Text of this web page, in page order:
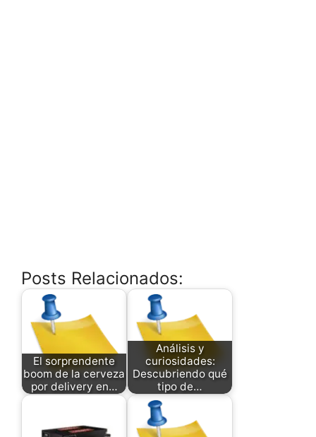
Posts Relacionados:
El sorprendente
boom de la cerveza
por delivery en…
Análisis y
curiosidades:
Descubriendo qué
tipo de…